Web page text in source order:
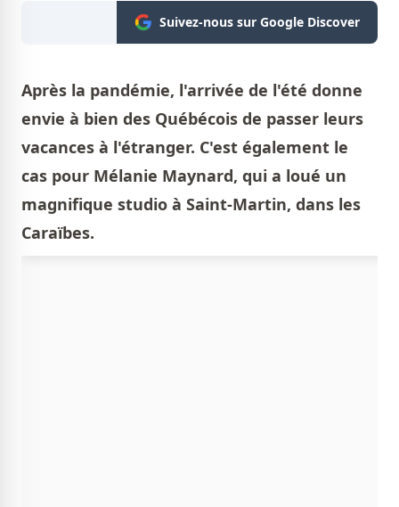
Suivez-nous sur Google Discover
Après la pandémie, l'arrivée de l'été donne
envie à bien des Québécois de passer leurs
vacances à l'étranger. C'est également le
cas pour Mélanie Maynard, qui a loué un
magnifique studio à Saint-Martin, dans les
Caraïbes.